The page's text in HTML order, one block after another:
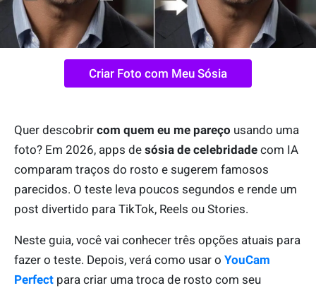
Criar Foto com Meu Sósia
Quer descobrir com quem eu me pareço usando uma
foto? Em 2026, apps de sósia de celebridade com IA
comparam traços do rosto e sugerem famosos
parecidos. O teste leva poucos segundos e rende um
post divertido para TikTok, Reels ou Stories.
Neste guia, você vai conhecer três opções atuais para
fazer o teste. Depois, verá como usar o YouCam
Perfect para criar uma troca de rosto com seu